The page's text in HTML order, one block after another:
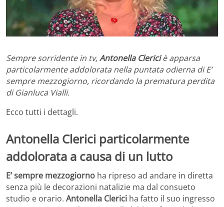
Sempre sorridente in tv,Antonella Clericiè apparsa
particolarmente addolorata nella puntata odierna di E’
sempre mezzogiorno, ricordando la prematura perdita
di Gianluca Vialli.
Ecco tutti i dettagli.
Antonella Clerici particolarmente
addolorata a causa di un lutto
E’ sempre mezzogiorno ha ripreso ad andare in diretta
senza più le decorazioni natalizie ma dal consueto
studio e orario. Antonella Clerici ha fatto il suo ingresso